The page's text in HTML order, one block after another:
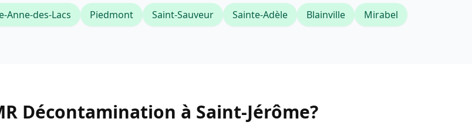
Anne-des-Lacs Piedmont Saint-Sauveur Sainte-Adèle Blainville Mirabel
Décontamination à Saint-Jérôme?